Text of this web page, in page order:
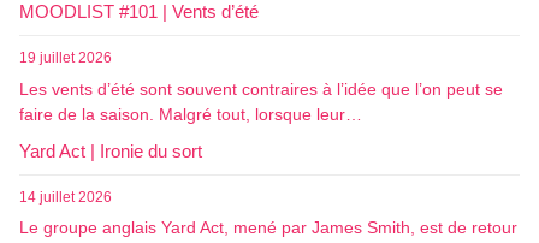
MOODLIST #101 | Vents d’été
19 juillet 2026
Les vents d’été sont souvent contraires à l’idée que l’on peut se
faire de la saison. Malgré tout, lorsque leur…
Yard Act | Ironie du sort
14 juillet 2026
Le groupe anglais Yard Act, mené par James Smith, est de retour